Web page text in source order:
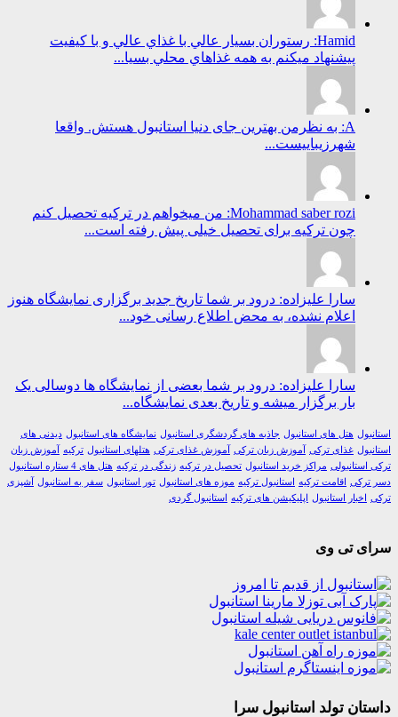
Hamid: رستوران بسيار عالي با غذاي عالي و با كيفيت
پيشنهاد ميكنم به همه غذاهاي محلي بسيا...
A: به نظرمن بهترین جای دنیا استانبول هستش. واقعا
شهرزیباییست...
Mohammad saber rozi: من میخواهم در ترکیه تحصیل کنم
چون ترکیه برای تحصیل خیلی پیش رفته است...
سارا علیزاده: درود بر شما تاریخ جدید برگزاری نمایشگاه هنوز
اعلام نشده، به محض اطلاع رسانی خود...
سارا علیزاده: درود بر شما بعضی از نمایشگاه ها دوسالی یک
بار برگزار میشه و تاریخ بعدی نمایشگاه...
هتل های استانبول جاذبه های گردشگری استانبول نمایشگاه های استانبول دیدنی های
غذای ترکی آموزش زبان ترکی آموزش غذای ترکی هتلهای استانبول ترکیه
آموزش زبان
مراکز خرید استانبول تحصیل در ترکیه زندگی در ترکیه
هتل های 4 ستاره استانبول
اقامت ترکیه استانبول ترکیه موزه های استانبول تور استانبول سفر به استانبول آشپزی
اخبار استانبول اپلیکیشن های ترکیه استانبول گردی
تی وی
تولد استانبول سرا